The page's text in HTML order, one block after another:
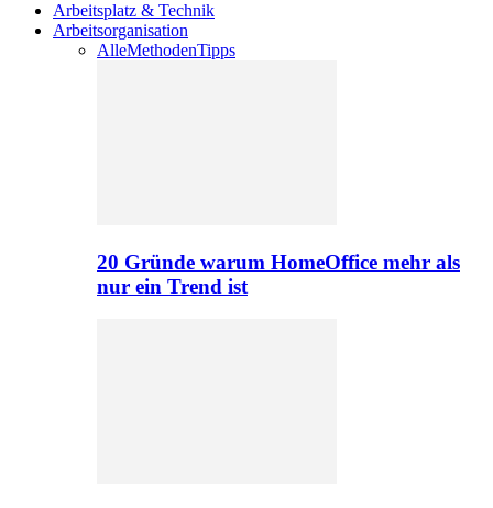
Arbeitsplatz & Technik
Arbeitsorganisation
AlleMethodenTipps
20 Gründe warum HomeOffice mehr als
nur ein Trend ist